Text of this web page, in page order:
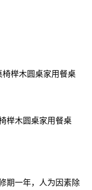
榉木圆桌家用餐桌
期一年，人为因素除